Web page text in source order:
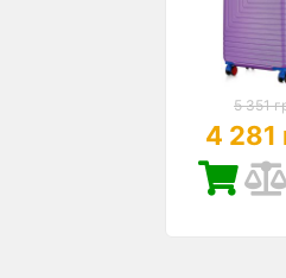
5 351
4 281